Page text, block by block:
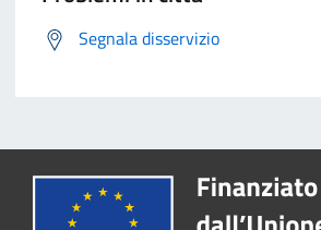
Segnala disservizio